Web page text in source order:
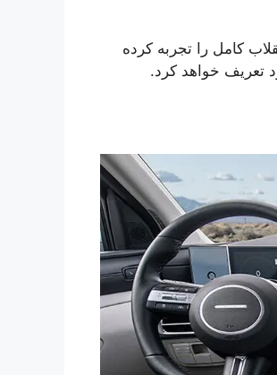
کامل را تجربه کرده
تعریف خواهد کرد.